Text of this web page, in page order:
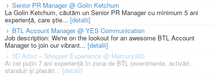
Senior PR Manager @ Golin Ketchum
La Golin Ketchum, căutăm un Senior PR Manager cu minimum 5 ani
experiență, care știe... [detalii]
BTL Account Manager @ YES Communication
Job description: We're on the lookout for an awesome BTL Account
Manager to join our vibrant... [detalii]
3D Artist – Shopper Experience @ Mercury360
Ai cel puțin 7 ani experiență în zona de BTL (evenimente, activări,
standuri și plasări... [detalii]